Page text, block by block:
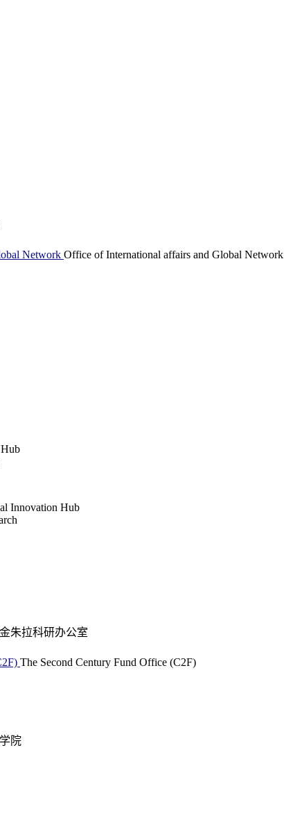
Network Office of International affairs and Global Network
Innovation Hub
朱拉科研办公室
The Second Century Fund Office (C2F)
院